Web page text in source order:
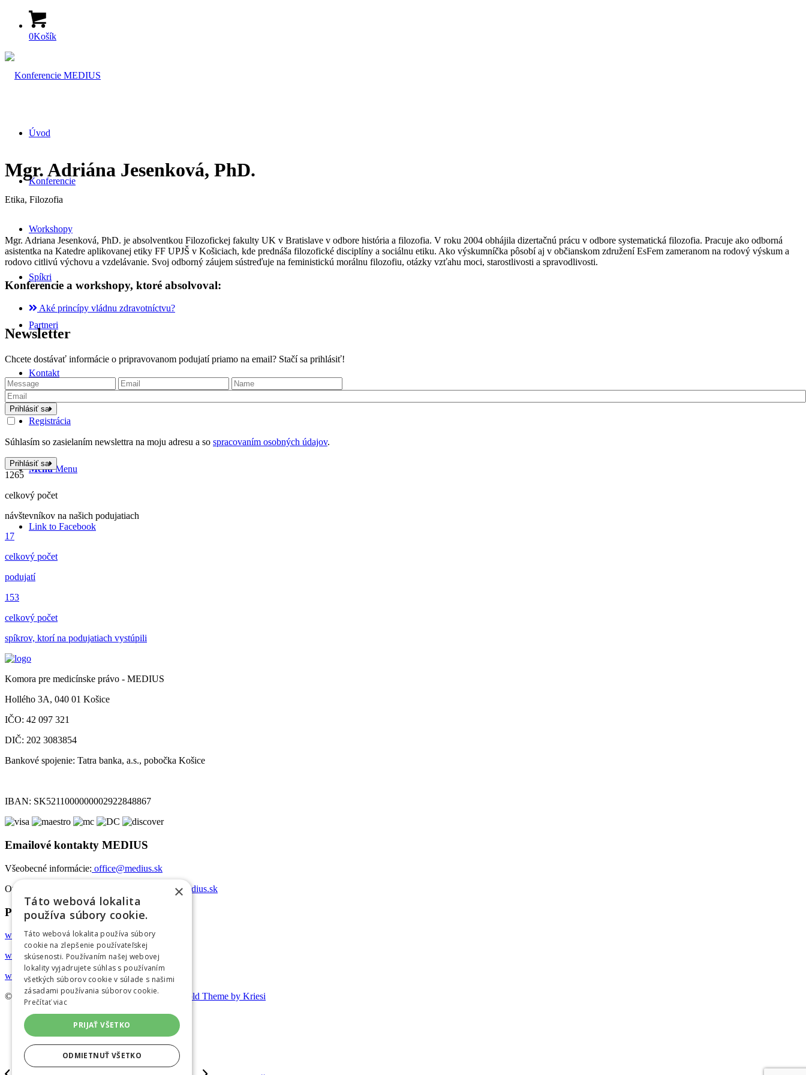
0Košík
Úvod
Konferencie
Workshopy
Spíkri
Partneri
Kontakt
Registrácia
Menu Menu
Link to Facebook
Mgr. Adriána Jesenková, PhD.
Etika, Filozofia
Mgr. Adriana Jesenková, PhD. je absolventkou Filozofickej fakulty UK v Bratislave v odbore história a filozofia. V roku 2004 obhájila dizertačnú prácu v odbore systematická filozofia. Pracuje ako odborná
asistentka na Katedre aplikovanej etiky FF UPJŠ v Košiciach, kde prednáša filozofické disciplíny a sociálnu etiku. Ako výskumníčka pôsobí aj v občianskom združení EsFem zameranom na rodový výskum a
rodovo citlivú výchovu a vzdelávanie. Svoj odborný záujem sústreďuje na feministickú morálnu filozofiu, otázky vzťahu moci, starostlivosti a spravodlivosti.
Konferencie a workshopy, ktoré absolvoval:
Aké princípy vládnu zdravotníctvu?
Newsletter
Chcete dostávať informácie o pripravovanom podujatí priamo na email? Stačí sa prihlásiť!
Prihlásiť sa
Súhlasím so zasielaním newslettra na moju adresu a so spracovaním osobných údajov.
Prihlásiť sa
1265
celkový počet
návštevníkov na našich podujatiach
17
celkový počet
podujatí
153
celkový počet
spíkrov, ktorí na podujatiach vystúpili
Komora pre medicínske právo - MEDIUS
Hollého 3A, 040 01 Košice
IČO: 42 097 321
DIČ: 202 3083854
Bankové spojenie: Tatra banka, a.s., pobočka Košice
IBAN: SK5211000000002922848867
Emailové kontakty MEDIUS
Všeobecné informácie: office@medius.sk
Otázky týkajúce sa konferencií:
konferencia@medius.sk
Projekty MEDIUS
www.diskusiemedius.sk
www.ambulancia.online
www.gcptraining.eu
© Autorské práva -Konferencie MEDIUS
Enfold Theme by Kriesi
Zásady ochrany osobných údajov
Všeobecné obchodné podmienky
Cookies
Kontakt
×
Táto webová lokalita
používa súbory cookie.
Táto webová lokalita používa súbory
cookie na zlepšenie používateľskej
skúsenosti. Používaním našej webovej
lokality vyjadrujete súhlas s používaním
všetkých súborov cookie v súlade s našimi
zásadami používania súborov cookie.
Prečítať viac
PRIJAŤ VŠETKO
ODMIETNUŤ VŠETKO